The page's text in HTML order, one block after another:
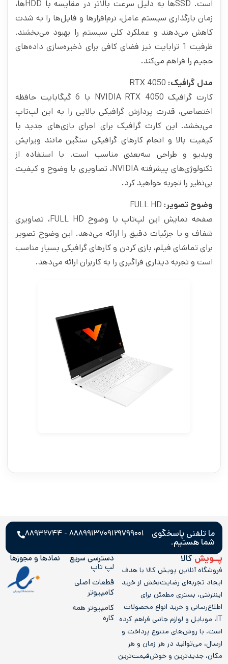
است. SSD‌ها به دلیل سرعت بالاتر در مقایسه با HDD‌ها،
زمان بارگذاری سیستم عامل، نرم‌افزارها و فایل‌ها را به شدت
کاهش می‌دهند و عملکرد کلی سیستم را بهبود می‌بخشند.
ظرفیت 1 ترابایت نیز فضای کافی برای ذخیره‌سازی داده‌های
حجیم را فراهم می‌کند.
مدل گرافیک:
کارت گرافیک NVIDIA RTX 4050 با 6 گیگابایت حافظه
اختصاصی، قدرت پردازش گرافیکی بالایی را به این لپ‌تاپ
می‌بخشد. این کارت گرافیک برای اجرای بازی‌های جدید با
کیفیت بالا و انجام کارهای گرافیکی سنگین مانند ویرایش
ویدیو و طراحی سه‌بعدی مناسب است. با استفاده از
تکنولوژی‌های پیشرفته NVIDIA، تصاویری با وضوح و کیفیت
بی‌نظیر را تجربه خواهید کرد.
وضوح تصویر:
صفحه نمایش این لپ‌تاپ با وضوح FULL HD، تصاویری
شفاف و با جزئیات دقیق را ارائه می‌دهد. این وضوح تصویر
برای تماشای فیلم، بازی کردن و کارهای گرافیکی بسیار مناسب
است و تجربه دیداری فراگیری را به کاربران ارائه می‌دهد.
ما تلفنی پاسخگوی
شما هستیم.
۰۹۱۲۹۷۹۹۰۰۱۸۸۸۹۹۱۳۷ - ۸۸۹۳۲۷۴۴
پــویشکالا
فروشگاه آنلاین پویش کالا با هدف
ایجاد تجربه‌ای رضایت‌بخش از خرید
اینترنتی، بستری مطمئن برای
اطلاع‌رسانی و خرید انواع محصولات
IT، موبایل و لوازم جانبی فراهم کرده
است. با روش‌های متنوع پرداخت و
ارسال، می‌توانید در هر زمان و هر
مکان، جدیدترین و خوش‌قیمت‌ترین
دسترسی سریع
لپ تاپ
قطعات اصلی
کامپیوتر
کامپيوتر همه
کاره
نمادها و مجوز‌ها